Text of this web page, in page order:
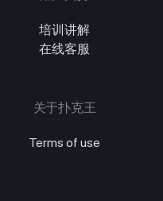
培训讲解
在线客服
关于扑克王
Terms of use